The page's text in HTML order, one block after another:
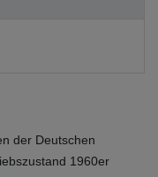
der Deutschen
1960er